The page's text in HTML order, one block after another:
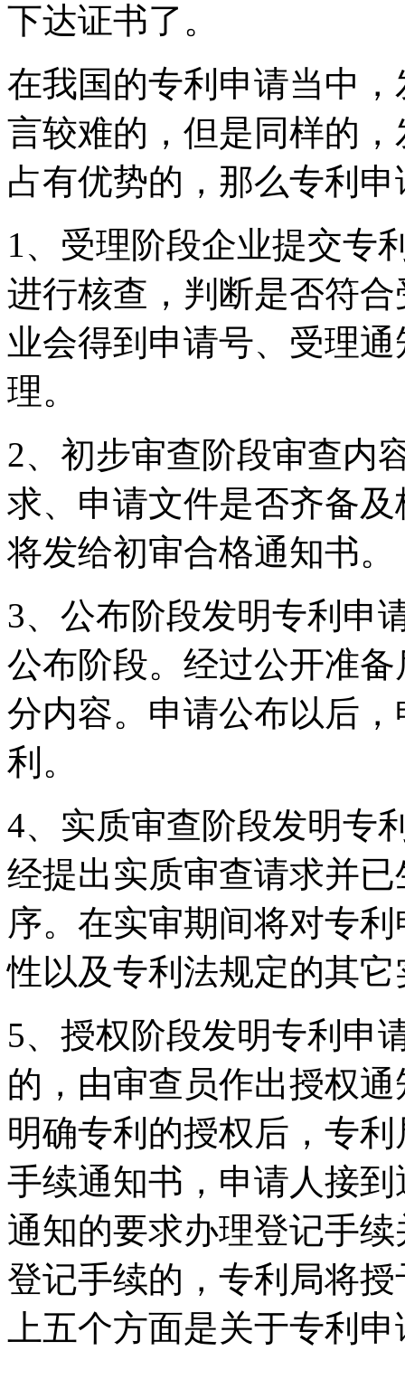
下达证书了。
在我国的专利申请当中
言较难的，但是同样的
占有优势的，那么专利
1、受理阶段企业提交专
进行核查，判断是否符
业会得到申请号、受理
理。
2、初步审查阶段审查内
求、申请文件是否齐备
将发给初审合格通知书。
3、公布阶段发明专利申
公布阶段。经过公开准
分内容。申请公布以后
利。
4、实质审查阶段发明专
经提出实质审查请求并
序。在实审期间将对专
性以及专利法规定的其
5、授权阶段发明专利申
的，由审查员作出授权
明确专利的授权后，专
手续通知书，申请人接
通知的要求办理登记手
登记手续的，专利局将
上五个方面是关于专利